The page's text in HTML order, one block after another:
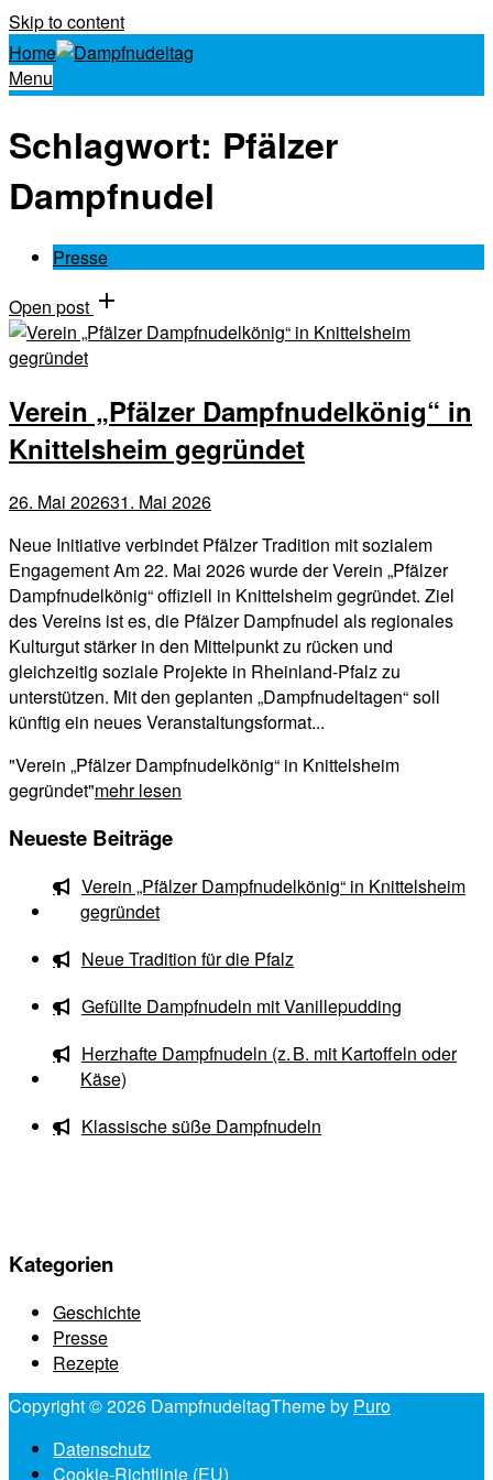
Skip to content
Home
Menu
Schlagwort: Pfälzer
Dampfnudel
Presse
Open post
Verein „Pfälzer Dampfnudelkönig“ in
Knittelsheim gegründet
26. Mai 202631. Mai 2026
Neue Initiative verbindet Pfälzer Tradition mit sozialem
Engagement Am 22. Mai 2026 wurde der Verein „Pfälzer
Dampfnudelkönig“ offiziell in Knittelsheim gegründet. Ziel
des Vereins ist es, die Pfälzer Dampfnudel als regionales
Kulturgut stärker in den Mittelpunkt zu rücken und
gleichzeitig soziale Projekte in Rheinland-Pfalz zu
unterstützen. Mit den geplanten „Dampfnudeltagen“ soll
künftig ein neues Veranstaltungsformat...
"Verein „Pfälzer Dampfnudelkönig“ in Knittelsheim
gegründet"mehr lesen
Neueste Beiträge
Verein „Pfälzer Dampfnudelkönig“ in Knittelsheim
gegründet
Neue Tradition für die Pfalz
Gefüllte Dampfnudeln mit Vanillepudding
Herzhafte Dampfnudeln (z. B. mit Kartoffeln oder
Käse)
Klassische süße Dampfnudeln
Kategorien
Geschichte
Presse
Rezepte
Copyright © 2026 DampfnudeltagTheme by Puro
Datenschutz
Cookie-Richtlinie (EU)